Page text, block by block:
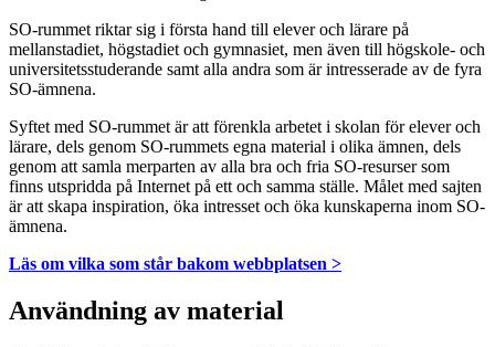
SO-rummet riktar sig i första hand till elever och lärare på
mellanstadiet, högstadiet och gymnasiet, men även till högskole- och
universitetsstuderande samt alla andra som är intresserade av de fyra
SO-ämnena.
Syftet med SO-rummet är att förenkla arbetet i skolan för elever och
lärare, dels genom SO-rummets egna material i olika ämnen, dels
genom att samla merparten av alla bra och fria SO-resurser som
finns utspridda på Internet på ett och samma ställe. Målet med sajten
är att skapa inspiration, öka intresset och öka kunskaperna inom SO-
ämnena.
Läs om vilka som står bakom webbplatsen >
Användning av material